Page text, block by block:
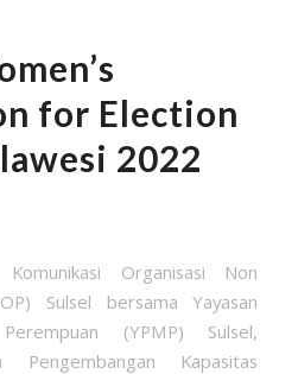
for Election
2022
Organisasi Non
Sulsel bersama Yayasan
(YPMP) Sulsel,
Kapasitas